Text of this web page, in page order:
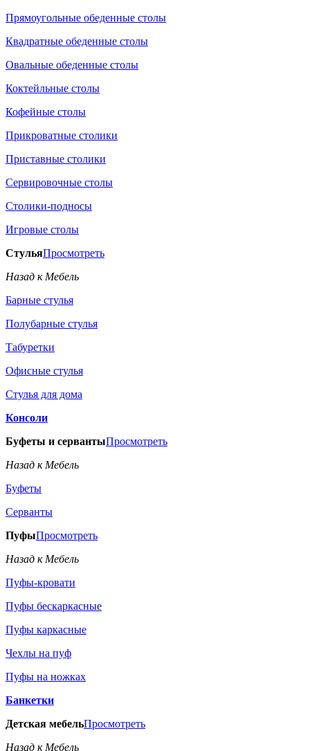
Прямоугольные обеденные столы
Квадратные обеденные столы
Овальные обеденные столы
Коктейльные столы
Кофейные столы
Прикроватные столики
Приставные столики
Сервировочные столы
Столики-подносы
Игровые столы
СтульяПросмотреть
Назад к Мебель
Барные стулья
Полубарные стулья
Табуретки
Офисные стулья
Стулья для дома
Консоли
Буфеты и сервантыПросмотреть
Назад к Мебель
Буфеты
Серванты
ПуфыПросмотреть
Назад к Мебель
Пуфы-кровати
Пуфы бескаркасные
Пуфы каркасные
Чехлы на пуф
Пуфы на ножках
Банкетки
Детская мебельПросмотреть
Назад к Мебель